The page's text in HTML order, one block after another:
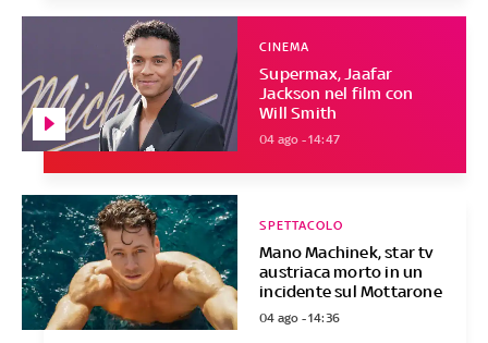
Supermax, Jaafar
Jackson nel film con
Will Smith
CINEMA
04 ago - 14:47
Mano Machinek, star tv
austriaca morto in un
incidente sul Mottarone
SPETTACOLO
04 ago - 14:36